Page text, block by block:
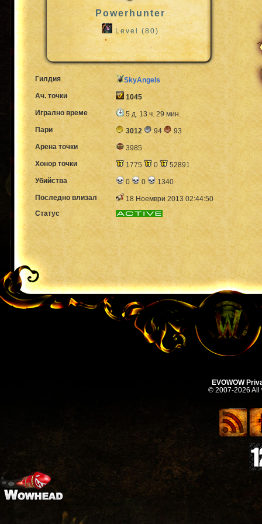
Powerhunter
Level (80)
Гилдия
SkyAngels
Ач. точки
1045
Игрално време
5 д. 13 ч. 29 мин.
Пари
3012 94
93
Арена точки
3985
Хонор точки
1775 0
52891
Убийства
0 0
1340
Последно влизал
18 Ноември 2013 02:44:50
Статус
EVOWOW
© 2007-2026 All